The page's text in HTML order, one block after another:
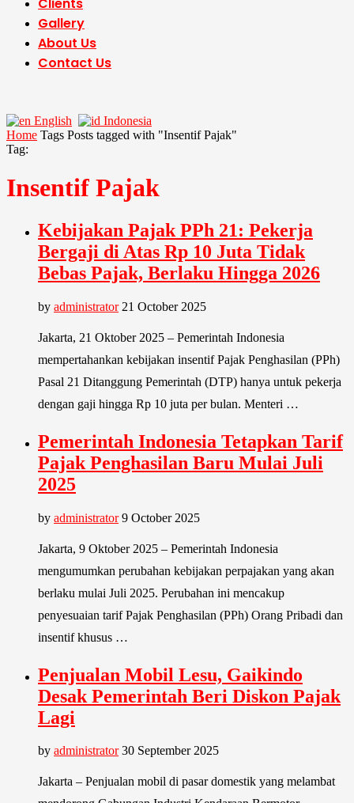
Gallery
About Us
Contact Us
English
Indonesia
Home Tags Posts tagged with "Insentif Pajak"
Tag:
Insentif Pajak
Kebijakan Pajak PPh 21: Pekerja
Bergaji di Atas Rp 10 Juta Tidak
Bebas Pajak, Berlaku Hingga 2026
by administrator 21 October 2025
Jakarta, 21 Oktober 2025 – Pemerintah Indonesia
mempertahankan kebijakan insentif Pajak Penghasilan (PPh)
Pasal 21 Ditanggung Pemerintah (DTP) hanya untuk pekerja
dengan gaji hingga Rp 10 juta per bulan. Menteri …
Pemerintah Indonesia Tetapkan Tarif
Pajak Penghasilan Baru Mulai Juli
2025
by administrator 9 October 2025
Jakarta, 9 Oktober 2025 – Pemerintah Indonesia
mengumumkan perubahan kebijakan perpajakan yang akan
berlaku mulai Juli 2025. Perubahan ini mencakup
penyesuaian tarif Pajak Penghasilan (PPh) Orang Pribadi dan
insentif khusus …
Penjualan Mobil Lesu, Gaikindo
Desak Pemerintah Beri Diskon Pajak
Lagi
by administrator 30 September 2025
Jakarta – Penjualan mobil di pasar domestik yang melambat